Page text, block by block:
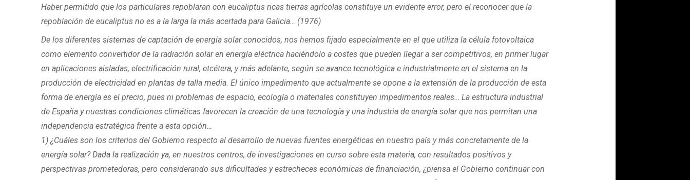
Haber permitido que los particulares repoblaran con eucaliptus ricas tierras agrícolas constituye un evidente error, pero el reconocer que la
repoblación de eucaliptus no es a la larga la más acertada para Galicia… (1976)
De los diferentes sistemas de captación de energía solar conocidos, nos hemos fijado especialmente en el que utiliza la célula fotovoltaica
como elemento convertidor de la radiación solar en energía eléctrica haciéndolo a costes que pueden llegar a ser competitivos, en primer lugar
en aplicaciones aisladas, electrificación rural, etcétera, y más adelante, según se avance tecnológica e industrialmente en el sistema en la
producción de electricidad en plantas de talla media. El único impedimento que actualmente se opone a la extensión de la producción de esta
forma de energía es el precio, pues ni problemas de espacio, ecología o materiales constituyen impedimentos reales… La estructura industrial
de España y nuestras condiciones climáticas favorecen la creación de una tecnología y una industria de energía solar que nos permitan una
independencia estratégica frente a esta opción…
1) ¿Cuáles son los criterios del Gobierno respecto al desarrollo de nuevas fuentes energéticas en nuestro país y más concretamente de la
energía solar? Dada la realización ya, en nuestros centros, de investigaciones en curso sobre esta materia, con resultados positivos y
perspectivas prometedoras, pero considerando sus dificultades y estrecheces económicas de financiación, ¿piensa el Gobierno continuar con